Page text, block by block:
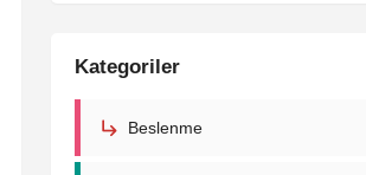
Kategoriler
Beslenme